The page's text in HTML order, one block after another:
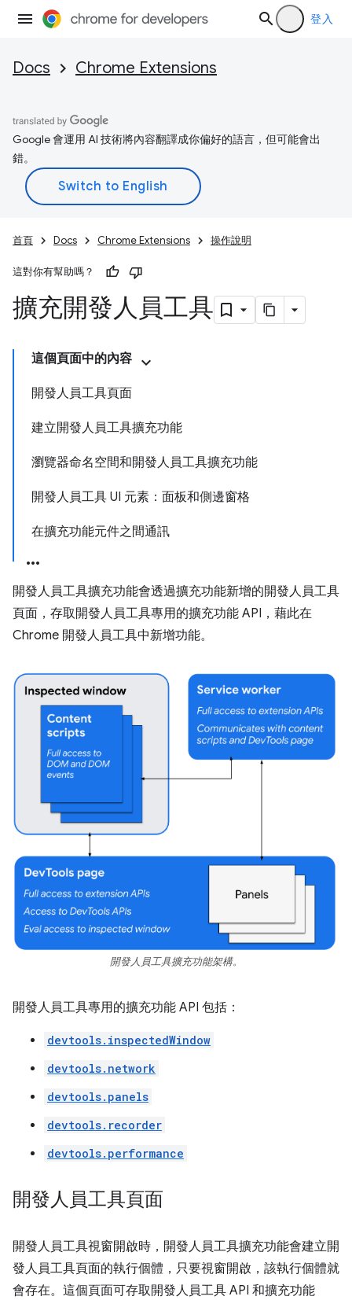
登入
Docs Chrome Extensions
Google 會運用 AI 技術將內容翻譯成你偏好的語言，但可能會出
錯。
首頁 Docs Chrome Extensions 操作說明
這對你有幫助嗎？
擴充開發人員工具
這個頁面中的內容
開發人員工具頁面
建立開發人員工具擴充功能
瀏覽器命名空間和開發人員工具擴充功能
開發人員工具 UI 元素：面板和側邊窗格
在擴充功能元件之間通訊
開發人員工具擴充功能會透過擴充功能新增的開發人員工具
頁面，存取開發人員工具專用的擴充功能 API，藉此在
Chrome 開發人員工具中新增功能。
開發人員工具擴充功能架構。
開發人員工具專用的擴充功能 API 包括：
devtools.inspectedWindow
devtools.network
devtools.panels
devtools.recorder
devtools.performance
開發人員工具頁面
開發人員工具視窗開啟時，開發人員工具擴充功能會建立開
發人員工具頁面的執行個體，只要視窗開啟，該執行個體就
會存在。這個頁面可存取開發人員工具 API 和擴充功能